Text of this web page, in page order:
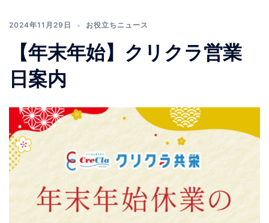
2024年11月29日 お役立ちニュース
【年末年始】クリクラ営業
日案内